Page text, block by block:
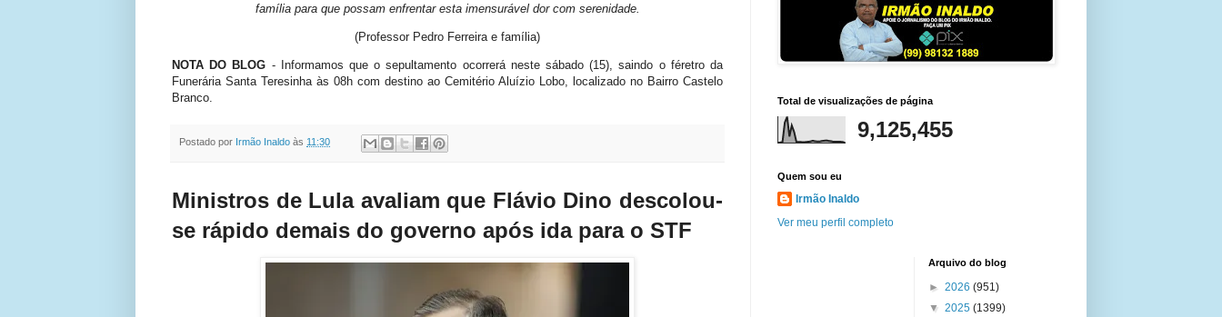
família para que possam enfrentar esta imensurável dor com serenidade.
(Professor Pedro Ferreira e família)
NOTA DO BLOG - Informamos que o sepultamento ocorrerá neste sábado (15), saindo o féretro da
Funerária Santa Teresinha às 08h com destino ao Cemitério Aluízio Lobo, localizado no Bairro Castelo
Branco.
Postado por Irmão Inaldo às 11:30
Ministros de Lula avaliam que Flávio Dino descolou-
se rápido demais do governo após ida para o STF
Total de visualizações de página
9,125,455
Quem sou eu
Irmão Inaldo
Ver meu perfil completo
Arquivo do blog
► 2026 (951)
▼ 2025 (1399)